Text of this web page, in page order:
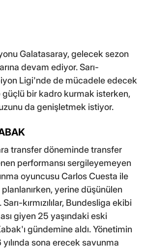
Galatasaray, gelecek sezon
devam ediyor. Sarı-
Ligi'nde de mücadele edecek
güçlü bir kadro kurmak isterken,
da genişletmek istiyor.
transfer döneminde transfer
performansı sergileyemeyen
oyuncusu Carlos Cuesta ile
planlanırken, yerine düşünülen
kırmızılılar, Bundesliga ekibi
giyen 25 yaşındaki eski
gündemine aldı. Yönetimin
sona erecek savunma